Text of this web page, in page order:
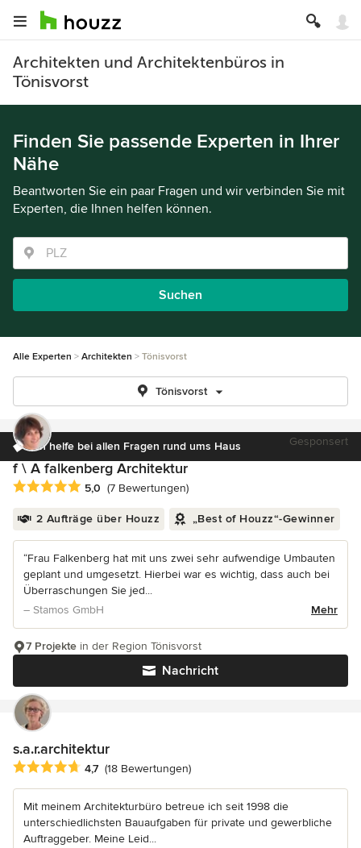
Architekten und Architektenbüros in
Tönisvorst
Finden Sie passende Experten in Ihrer
Nähe
Beantworten Sie ein paar Fragen und wir verbinden Sie mit
Experten, die Ihnen helfen können.
Suchen
Alle Experten Architekten Tönisvorst
Tönisvorst
Ich helfe bei allen Fragen rund ums Haus Gesponsert
f \ A falkenberg Architektur
Durchschnittliche Bewertung: 5 von 5 Sternen
5,0 (7 Bewertungen)
2 Aufträge über Houzz „Best of Houzz“-Gewinner
“Frau Falkenberg hat mit uns zwei sehr aufwendige Umbauten
geplant und umgesetzt. Hierbei war es wichtig, dass auch bei
Überraschungen Sie jed...
– Stamos GmbH
Mehr
Nachricht
7 Projekte in der Region Tönisvorst
s.a.r.architektur
Durchschnittliche Bewertung: 4.7 von 5 Sternen
4,7 (18 Bewertungen)
Mit meinem Architekturbüro betreue ich seit 1998 die
unterschiedlichsten Bauaufgaben für private und gewerbliche
Auftraggeber. Meine Leid...